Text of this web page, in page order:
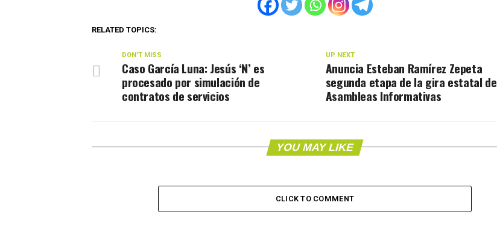
RELATED TOPICS:
UP NEXT
Anuncia Esteban Ramírez Zepeta
segunda etapa de la gira estatal de
Asambleas Informativas
DON'T MISS
Caso García Luna: Jesús ‘N’ es
procesado por simulación de
contratos de servicios
YOU MAY LIKE
CLICK TO COMMENT